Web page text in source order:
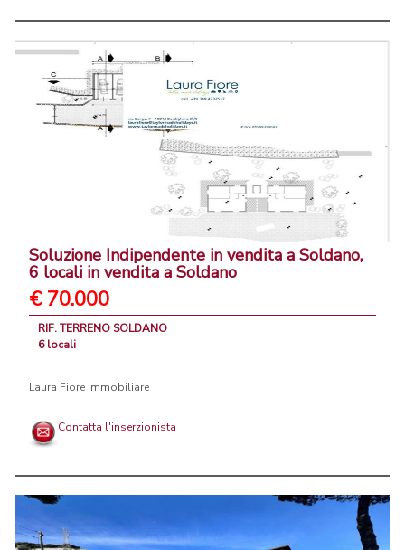
Soluzione Indipendente in vendita a Soldano,
6 locali in vendita a Soldano
€ 70.000
RIF. TERRENO SOLDANO
6 locali
Laura Fiore Immobiliare
Contatta l'inserzionista